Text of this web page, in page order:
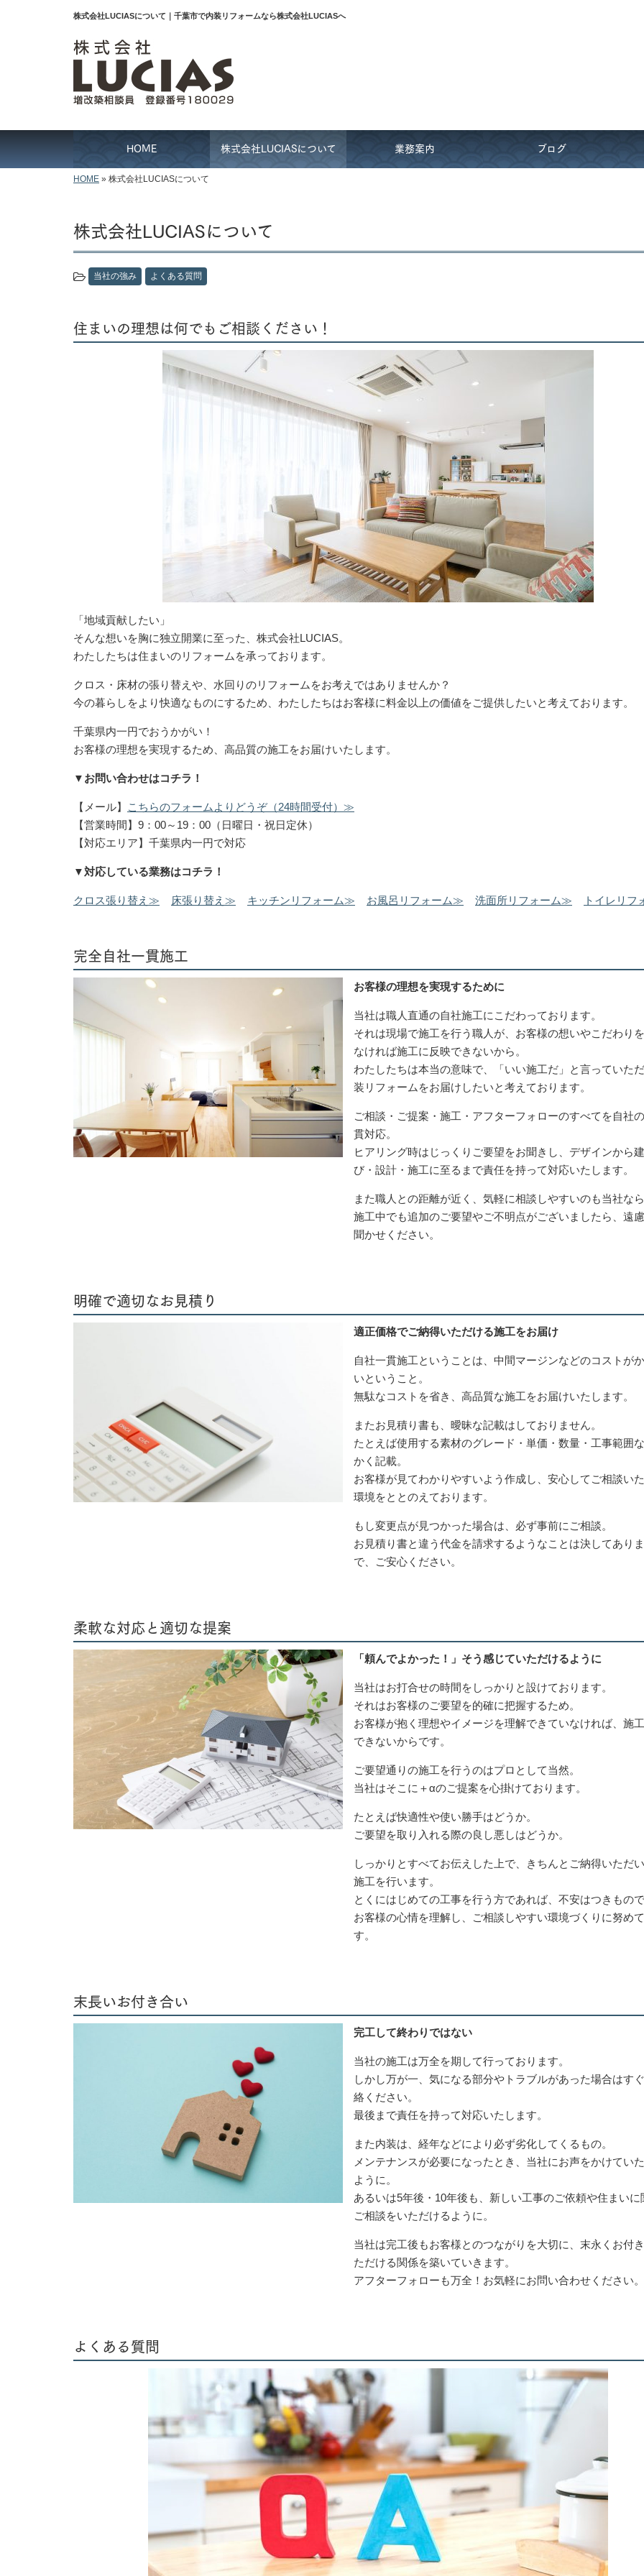
株式会社LUCIASについて｜千葉市で内装リフォームなら株式会社LUCIASへ
HOME 株式会社LUCIASについて 業務案内 ブログ
HOME » 株式会社LUCIASについて
株式会社LUCIASについて
当社の強み よくある質問
住まいの理想は何でもご相談ください！
「地域貢献したい」
そんな想いを胸に独立開業に至った、株式会社LUCIAS。
わたしたちは住まいのリフォームを承っております。
クロス・床材の張り替えや、水回りのリフォームをお考えではありませんか？
今の暮らしをより快適なものにするため、わたしたちはお客様に料金以上の価値をご提供したいと考えております。
千葉県内一円でおうかがい！
お客様の理想を実現するため、高品質の施工をお届けいたします。
▼お問い合わせはコチラ！
【メール】
こちらのフォームよりどうぞ（24時間受付）≫
【営業時間】9：00～19：00（日曜日・祝日定休）
【対応エリア】千葉県内一円で対応
▼対応している業務はコチラ！
クロス張り替え≫ 床張り替え≫ キッチンリフォーム≫ お風呂リフォーム≫ 洗面所リフォーム≫ トイレリ
完全自社一貫施工
お客様の理想を実現するために
当社は職人直通の自社施工にこだわっております。
それは現場で施工を行う職人が、お客様の想いやこだわり
なければ施工に反映できないから。
わたしたちは本当の意味で、「いい施工だ」と言っていた
装リフォームをお届けしたいと考えております。
ご相談・ご提案・施工・アフターフォローのすべてを自社
貫対応。
ヒアリング時はじっくりご要望をお聞きし、デザインから
び・設計・施工に至るまで責任を持って対応いたします。
また職人との距離が近く、気軽に相談しやすいのも当社なら
施工中でも追加のご要望やご不明点がございましたら、遠
聞かせください。
明確で適切なお見積り
適正価格でご納得いただける施工をお届け
自社一貫施工ということは、中間マージンなどのコストが
いということ。
無駄なコストを省き、高品質な施工をお届けいたします。
またお見積り書も、曖昧な記載はしておりません。
たとえば使用する素材のグレード・単価・数量・工事範囲
かく記載。
お客様が見てわかりやすいよう作成し、安心してご相談い
環境をととのえております。
もし変更点が見つかった場合は、必ず事前にご相談。
お見積り書と違う代金を請求するようなことは決してあり
で、ご安心ください。
柔軟な対応と適切な提案
「頼んでよかった！」そう感じていただけるように
当社はお打合せの時間をしっかりと設けております。
それはお客様のご要望を的確に把握するため。
お客様が抱く理想やイメージを理解できていなければ、施
できないからです。
ご要望通りの施工を行うのはプロとして当然。
当社はそこに＋αのご提案を心掛けております。
たとえば快適性や使い勝手はどうか。
ご要望を取り入れる際の良し悪しはどうか。
しっかりとすべてお伝えした上で、きちんとご納得いただ
施工を行います。
とくにはじめての工事を行う方であれば、不安はつきもので
お客様の心情を理解し、ご相談しやすい環境づくりに努め
す。
末長いお付き合い
完工して終わりではない
当社の施工は万全を期して行っております。
しかし万が一、気になる部分やトラブルがあった場合はす
絡ください。
最後まで責任を持って対応いたします。
また内装は、経年などにより必ず劣化してくるもの。
メンテナンスが必要になったとき、当社にお声をかけてい
ように。
あるいは5年後・10年後も、新しい工事のご依頼や住まいに
ご相談をいただけるように。
当社は完工後もお客様とのつながりを大切に、末永くお付
ただける関係を築いていきます。
アフターフォローも万全！お気軽にお問い合わせください。
よくある質問